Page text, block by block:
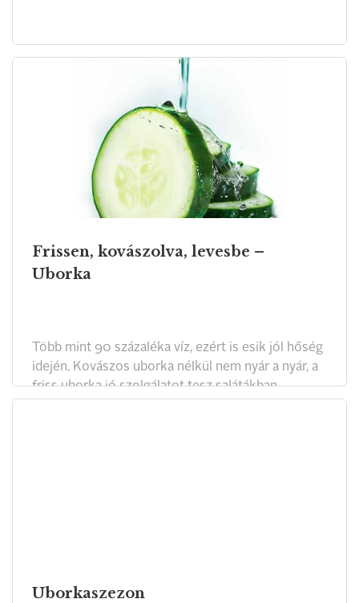
Frissen, kovászolva, levesbe –
Uborka
Több mint 90 százaléka víz, ezért is esik jól hőség
idején. Kovászos uborka nélkül nem nyár a nyár, a
friss uborka jó szolgálatot tesz salátákban,
Uborkaszezon